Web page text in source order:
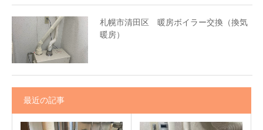
札幌市清田区 暖房ボイラー交換（換気
暖房）
最近の記事